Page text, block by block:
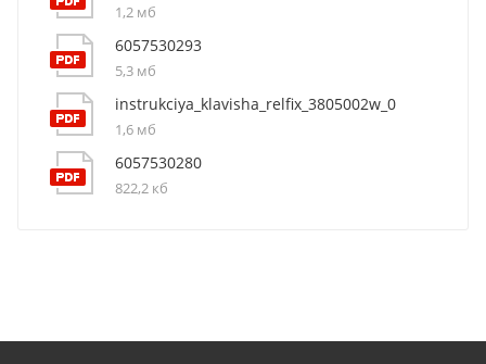
1,2 мб
6057530293
5,3 мб
instrukciya_klavisha_relfix_3805002w_0
1,6 мб
6057530280
822,2 кб